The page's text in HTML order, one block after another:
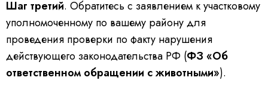
Шаг третий. Обратитесь с заявлением к участковому
уполномоченному по вашему району для
проведения проверки по факту нарушения
действующего законодательства РФ (ФЗ «Об
ответственном обращении с животными»).